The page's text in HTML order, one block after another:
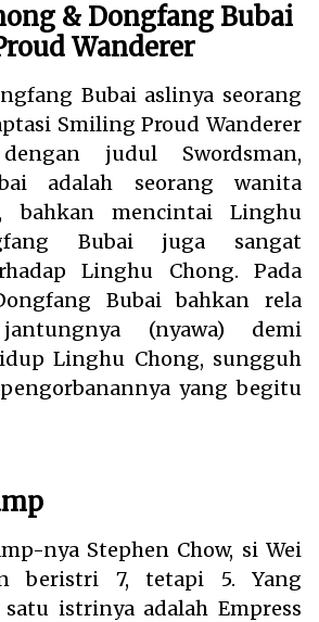
& Dongfang Bubai
Wanderer
Bubai aslinya seorang
Smiling Proud Wanderer
judul Swordsman,
adalah seorang wanita
bahkan mencintai Linghu
Bubai juga sangat
Linghu Chong. Pada
Bubai bahkan rela
(nyawa) demi
Linghu Chong, sungguh
yang begitu
nya Stephen Chow, si Wei
beristri 7, tetapi 5. Yang
istrinya adalah Empress